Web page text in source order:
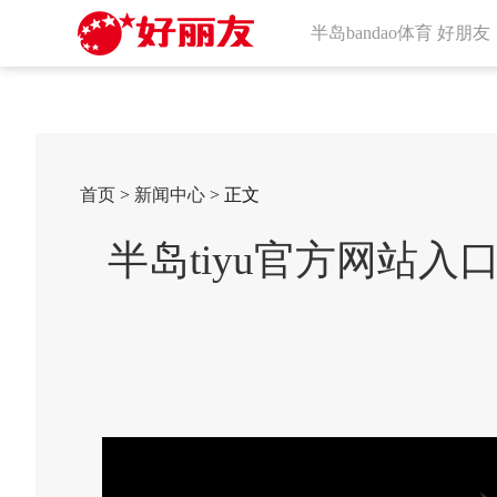
半岛bandao体育 好朋友
首页 > 新闻中心 > 正文
半岛tiyu官方网站入